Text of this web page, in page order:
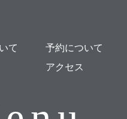
て
フ紹介
ついて
いて
予約について
はじめての方
予約・Web問診
アクセス